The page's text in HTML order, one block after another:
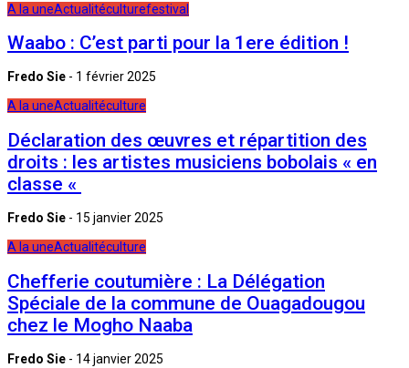
A la uneActualitéculturefestival
Waabo : C’est parti pour la 1ere édition !
Fredo Sie - 1 février 2025
A la uneActualitéculture
Déclaration des œuvres et répartition des
droits : les artistes musiciens bobolais « en
classe «
Fredo Sie - 15 janvier 2025
A la uneActualitéculture
Chefferie coutumière : La Délégation
Spéciale de la commune de Ouagadougou
chez le Mogho Naaba
Fredo Sie - 14 janvier 2025